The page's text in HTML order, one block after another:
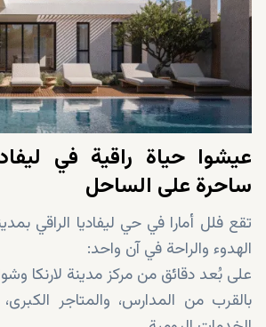
عيشوا حياة راقية في
ساحرة على الساحل
تقع فلل أمارا في حي ليفاديا الراقي
الهدوء والراحة في آن واحد:
على بُعد دقائق من مركز مدينة لارنكا
بالقرب من المدارس، والمتاجر